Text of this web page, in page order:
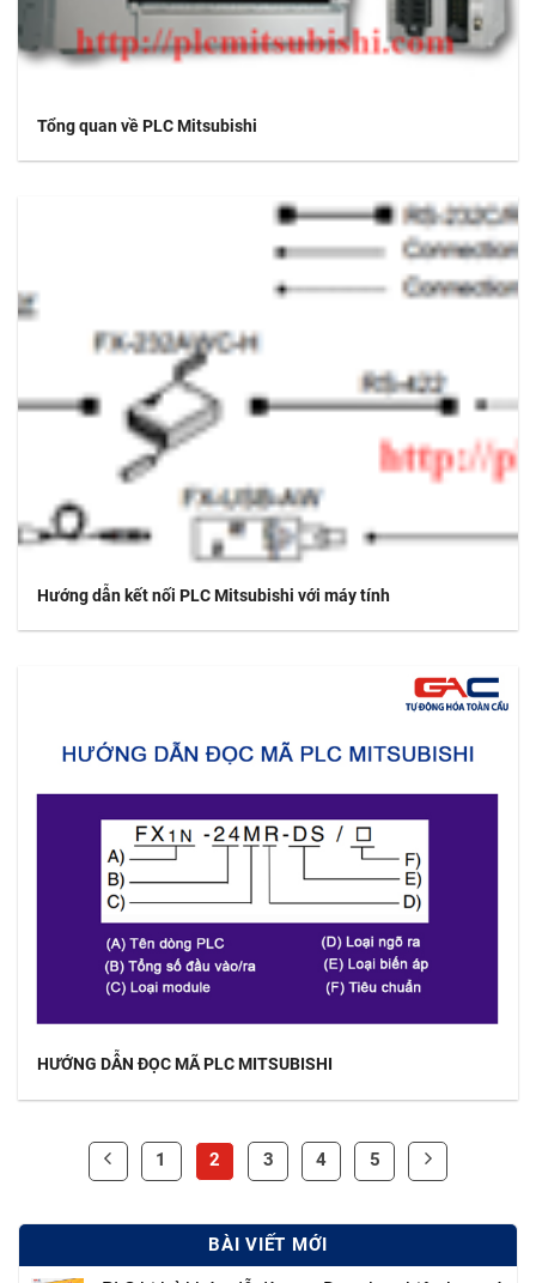
BÀI VIẾT MỚI
Tổng quan về PLC Mitsubishi
Hướng dẫn kết nối PLC Mitsubishi với máy tính
HƯỚNG DẪN ĐỌC MÃ PLC MITSUBISHI
1 2 3 4 5